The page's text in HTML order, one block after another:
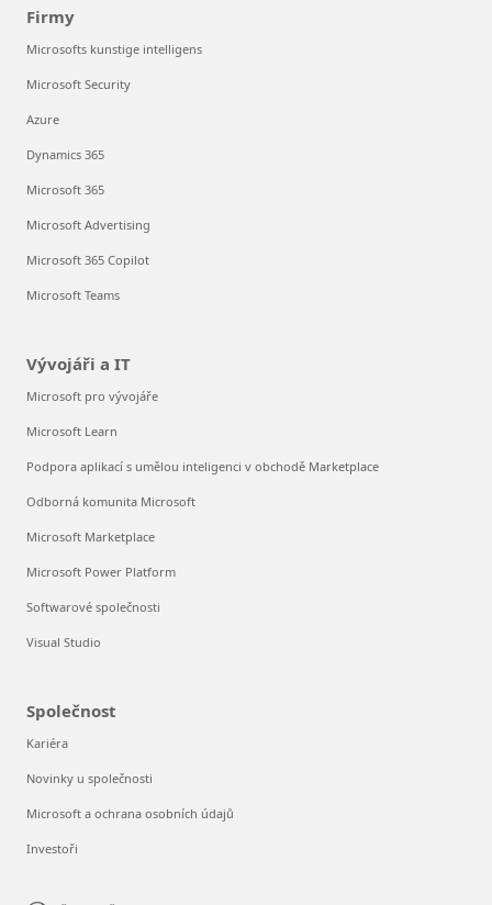
Firmy
Microsofts kunstige intelligens
Microsoft Security
Azure
Dynamics 365
Microsoft 365
Microsoft Advertising
Microsoft 365 Copilot
Microsoft Teams
Vývojáři a IT
Microsoft pro vývojáře
Microsoft Learn
Podpora aplikací s umělou inteligenci v obchodě Marketplace
Odborná komunita Microsoft
Microsoft Marketplace
Microsoft Power Platform
Softwarové společnosti
Visual Studio
Společnost
Kariéra
Novinky u společnosti
Microsoft a ochrana osobních údajů
Investoři